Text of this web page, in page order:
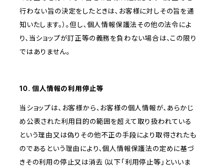
行わない旨の決定をしたときは、お客様に対しその旨を通
知いたします。）。但し、個人情報保護法その他の法令によ
り、当ショップが訂正等の義務を負わない場合は、この限り
ではありません。
10. 個人情報の利用停止等
当ショップは、お客様から、お客様の個人情報が、あらかじ
め公表された利用目的の範囲を超えて取り扱われている
という理由又は偽りその他不正の手段により取得されたも
のであるという理由により、個人情報保護法の定めに基づ
きその利用の停止又は消去（以下「利用停止等」といいま